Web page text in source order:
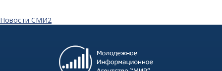
Новости СМИ2